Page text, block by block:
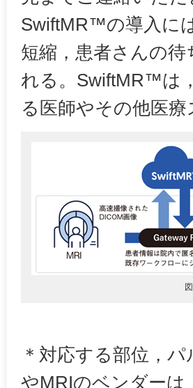
SwiftMR™の導入に
短縮，患者さんの
れる。SwiftMR™は
る医師やその他医
＊対応する部位，
やMRIのベンダーは